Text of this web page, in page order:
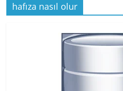
hafıza nasıl olur